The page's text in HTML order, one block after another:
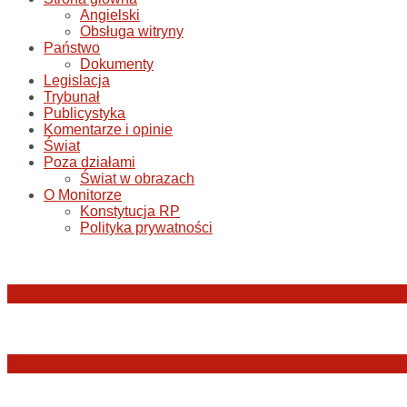
Angielski
Obsługa witryny
Państwo
Dokumenty
Legislacja
Trybunał
Publicystyka
Komentarze i opinie
Świat
Poza działami
Świat w obrazach
O Monitorze
Konstytucja RP
Polityka prywatności